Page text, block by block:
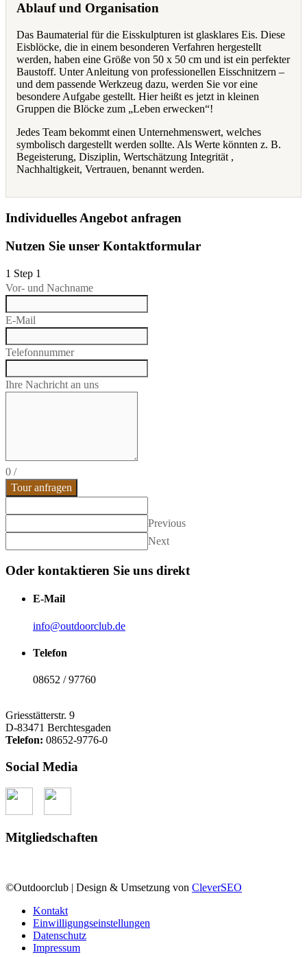
Ablauf und Organisation
Das Baumaterial für die Eisskulpturen ist glasklares Eis. Diese
Eisblöcke, die in einem besonderen Verfahren hergestellt
werden, haben eine Größe von 50 x 50 cm und ist ein perfekter
Baustoff. Unter Anleitung von professionellen Eisschnitzern –
und dem passende Werkzeug dazu, werden Sie vor eine
besondere Aufgabe gestellt. Hier heißt es jetzt in kleinen
Gruppen die Blöcke zum „Leben erwecken“!
Jedes Team bekommt einen Unternehmenswert, welches
symbolisch dargestellt werden sollte. Als Werte könnten z. B.
Begeisterung, Disziplin, Wertschätzung Integrität ,
Nachhaltigkeit, Vertrauen, benannt werden.
Individuelles Angebot anfragen
Nutzen Sie unser Kontaktformular
1 Step 1
Vor- und Nachname
E-Mail
Telefonnummer
Ihre Nachricht an uns
0 /
Tour anfragen
Previous
Next
Oder kontaktieren Sie uns direkt
E-Mail
info@outdoorclub.de
Telefon
08652 / 97760
Griesstätterstr. 9
D-83471 Berchtesgaden
Telefon: 08652-9776-0
Social Media
Mitgliedschaften
©Outdoorclub | Design & Umsetzung von CleverSEO
Kontakt
Einwilligungseinstellungen
Datenschutz
Impressum